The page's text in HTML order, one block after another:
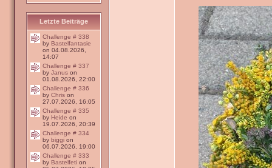
Letzte Beiträge
Challenge # 338
by Bastelfantasie
on 04.08.2026,
14:07
Challenge # 337
by Janus on
01.08.2026, 22:00
Challenge # 336
by Chris on
27.07.2026, 16:05
Challenge # 335
by Heide on
19.07.2026, 20:39
Challenge # 334
by biggi on
06.07.2026, 19:00
Challenge # 333
by Bastelfeti on